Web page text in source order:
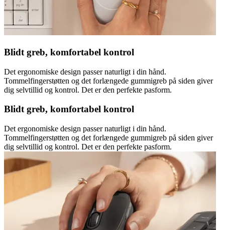
Blidt greb, komfortabel kontrol
Det ergonomiske design passer naturligt i din hånd.
Tommelfingerstøtten og det forlængede gummigreb på siden giver
dig selvtillid og kontrol. Det er den perfekte pasform.
Blidt greb, komfortabel kontrol
Det ergonomiske design passer naturligt i din hånd.
Tommelfingerstøtten og det forlængede gummigreb på siden giver
dig selvtillid og kontrol. Det er den perfekte pasform.